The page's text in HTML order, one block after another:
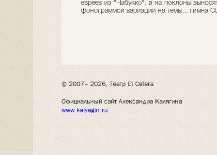
евреев из "Набукко", а на поклоны
фонограммой вариаций на темы... гимна
© 2007– 2026, Театр Et Cetera
Официальный сайт Александра Калягина
www.kalyagin.ru